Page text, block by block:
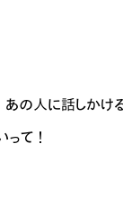
かけるのは
！